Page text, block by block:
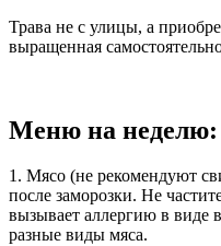
Трава не с улицы, а
выращенная
Меню на неделю:
1. Мясо (не рекомендуют
после заморозки. Не
вызывает аллергию в виде
разные виды мяса.